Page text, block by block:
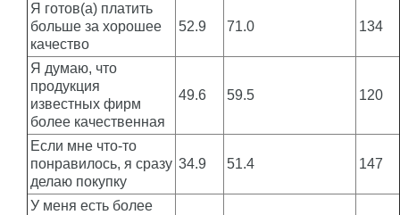
Я готов(а) платить
больше за хорошее
качество
52.9 71.0 134
Я думаю, что
продукция
известных фирм
более качественная
49.6 59.5 120
Если мне что-то
понравилось, я сразу
делаю покупку
34.9 51.4 147
У меня есть более